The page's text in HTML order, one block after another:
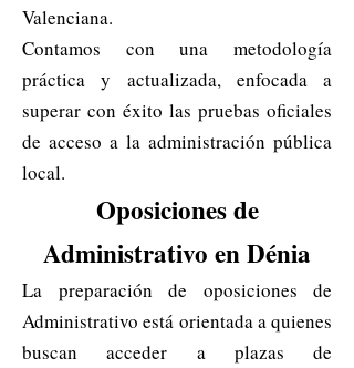
Valenciana.
Contamos con una metodología
práctica y actualizada, enfocada a
superar con éxito las pruebas oficiales
de acceso a la administración pública
local.
Oposiciones de
Administrativo en Dénia
La preparación de oposiciones de
Administrativo está orientada a quienes
buscan acceder a plazas de